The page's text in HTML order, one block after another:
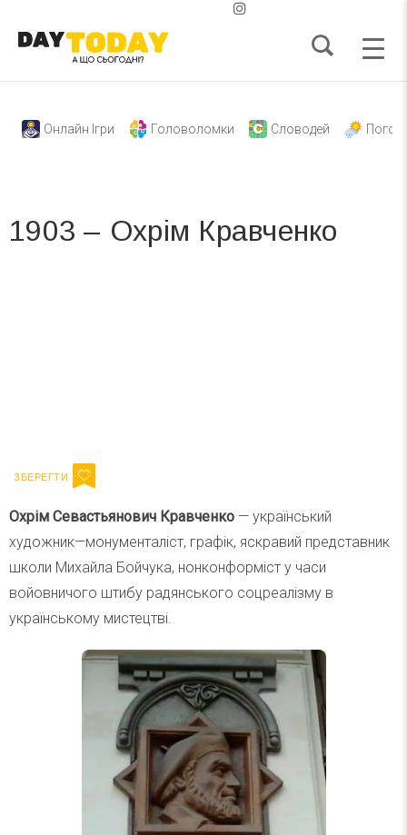
Онлайн Ігри Головоломки Словодей
1903 – Охрім Кравченко
Охрім Севастьянович Кравченко — український
художник—монументаліст, графік, яскравий представник
школи Михайла Бойчука, нонконформіст у часи
войовничого штибу радянського соцреалізму в
українському мистецтві.